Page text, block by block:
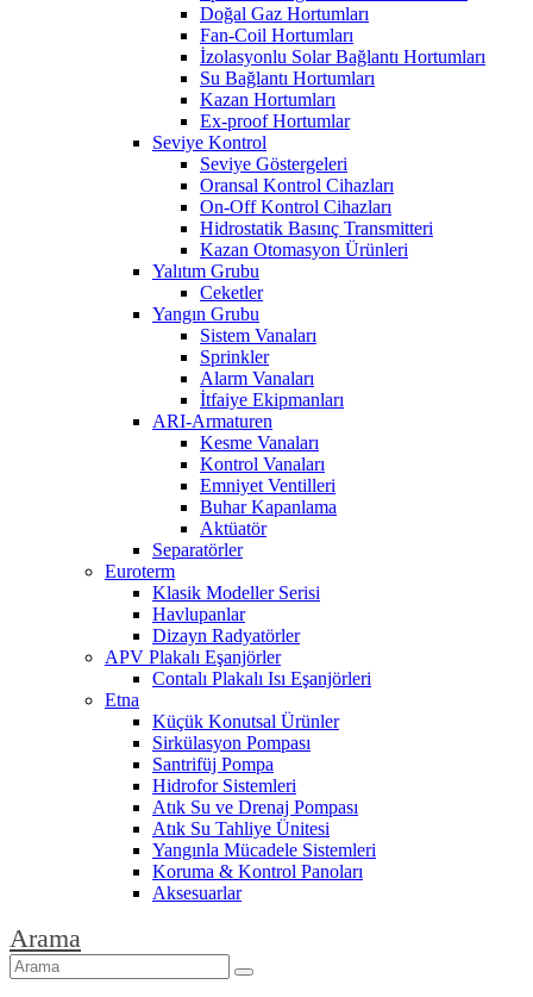
Doğal Gaz Hortumları
Fan-Coil Hortumları
İzolasyonlu Solar Bağlantı Hortumları
Su Bağlantı Hortumları
Kazan Hortumları
Ex-proof Hortumlar
Seviye Kontrol
Seviye Göstergeleri
Oransal Kontrol Cihazları
On-Off Kontrol Cihazları
Hidrostatik Basınç Transmitteri
Kazan Otomasyon Ürünleri
Yalıtım Grubu
Ceketler
Yangın Grubu
Sistem Vanaları
Sprinkler
Alarm Vanaları
İtfaiye Ekipmanları
ARI-Armaturen
Kesme Vanaları
Kontrol Vanaları
Emniyet Ventilleri
Buhar Kapanlama
Aktüatör
Separatörler
Euroterm
Klasik Modeller Serisi
Havlupanlar
Dizayn Radyatörler
APV Plakalı Eşanjörler
Contalı Plakalı Isı Eşanjörleri
Etna
Küçük Konutsal Ürünler
Sirkülasyon Pompası
Santrifüj Pompa
Hidrofor Sistemleri
Atık Su ve Drenaj Pompası
Atık Su Tahliye Ünitesi
Yangınla Mücadele Sistemleri
Koruma & Kontrol Panoları
Aksesuarlar
Arama